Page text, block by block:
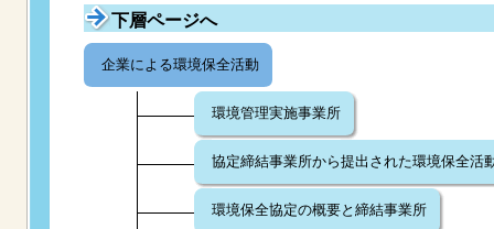
下層ページへ
企業による環境保全活動
環境管理実施事業所
協定締結事業所から提出された環境保全活
環境保全協定の概要と締結事業所